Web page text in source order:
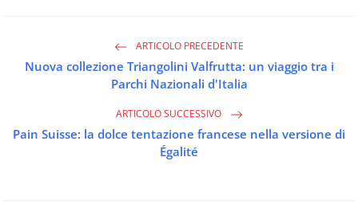
ARTICOLO PRECEDENTE
Nuova collezione Triangolini Valfrutta: un viaggio tra i
Parchi Nazionali d'Italia
ARTICOLO SUCCESSIVO
Pain Suisse: la dolce tentazione francese nella versione di
Égalité